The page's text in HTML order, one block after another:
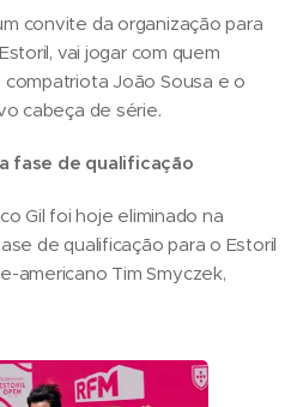
convite da organização para
vai jogar com quem
João Sousa e o
cabeça de série.
fase de qualificação
Gil foi hoje eliminado na
de qualificação para o Estoril
americano Tim Smyczek,